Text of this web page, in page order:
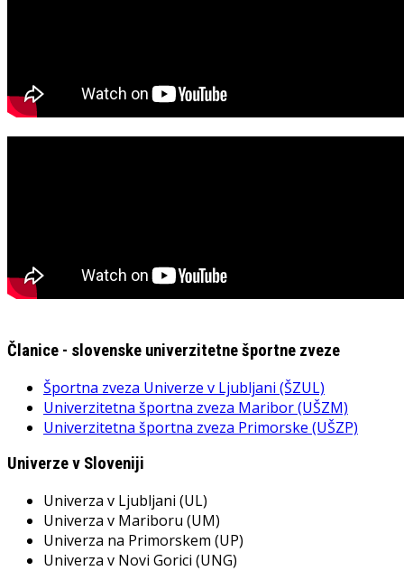
Članice - slovenske univerzitetne športne zveze
Športna zveza Univerze v Ljubljani (ŠZUL)
Univerzitetna športna zveza Maribor (UŠZM)
Univerzitetna športna zveza Primorske (UŠZP)
Univerze v Sloveniji
Univerza v Ljubljani (UL)
Univerza v Mariboru (UM)
Univerza na Primorskem (UP)
Univerza v Novi Gorici (UNG)